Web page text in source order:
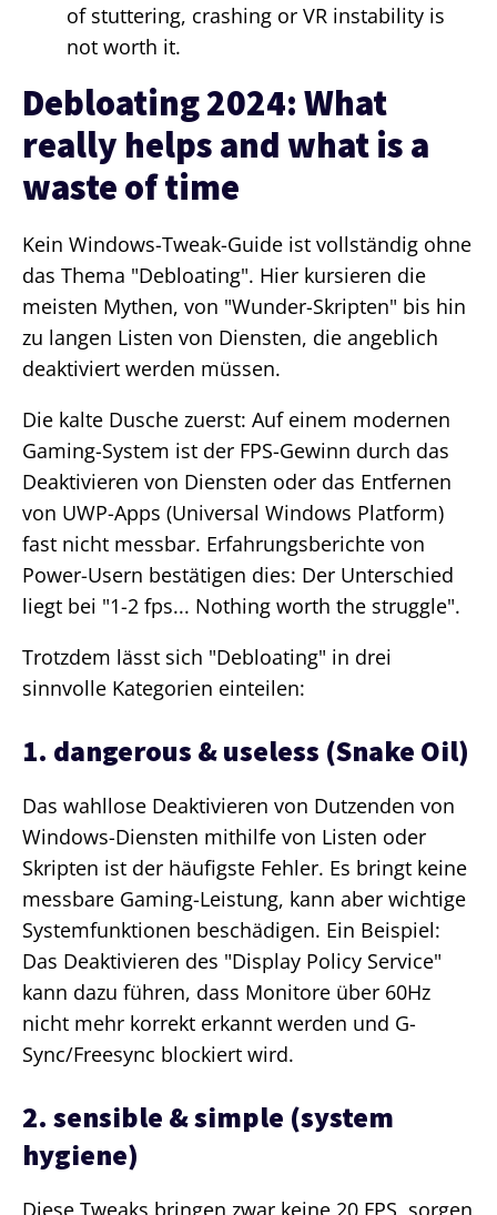
of stuttering, crashing or VR instability is
not worth it.
Debloating 2024: What
really helps and what is a
waste of time
Kein Windows-Tweak-Guide ist vollständig ohne
das Thema "Debloating". Hier kursieren die
meisten Mythen, von "Wunder-Skripten" bis hin
zu langen Listen von Diensten, die angeblich
deaktiviert werden müssen.
Die kalte Dusche zuerst: Auf einem modernen
Gaming-System ist der FPS-Gewinn durch das
Deaktivieren von Diensten oder das Entfernen
von UWP-Apps (Universal Windows Platform)
fast nicht messbar. Erfahrungsberichte von
Power-Usern bestätigen dies: Der Unterschied
liegt bei "1-2 fps... Nothing worth the struggle".
Trotzdem lässt sich "Debloating" in drei
sinnvolle Kategorien einteilen:
1. dangerous & useless (Snake Oil)
Das wahllose Deaktivieren von Dutzenden von
Windows-Diensten mithilfe von Listen oder
Skripten ist der häufigste Fehler. Es bringt keine
messbare Gaming-Leistung, kann aber wichtige
Systemfunktionen beschädigen. Ein Beispiel:
Das Deaktivieren des "Display Policy Service"
kann dazu führen, dass Monitore über 60Hz
nicht mehr korrekt erkannt werden und G-
Sync/Freesync blockiert wird.
2. sensible & simple (system
hygiene)
Diese Tweaks bringen zwar keine 20 FPS, sorgen